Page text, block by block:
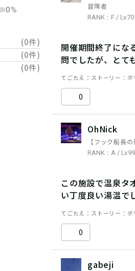
0%
(0件)
(0件)
(0件)
冒険者
RANK：F / Lv.70
開催期間終了にな
問でしたが、とて
てごたえ ストーリー ボ
0
OhNick
【フック船長
RANK：A / Lv.99
この施設で温泉タ
い丁度良い湯温で
てごたえ ストーリー ボ
0
gabeji